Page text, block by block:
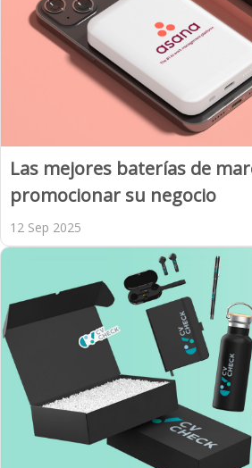
Las mejores baterías de
promocionar su negocio
12 Sep 2025